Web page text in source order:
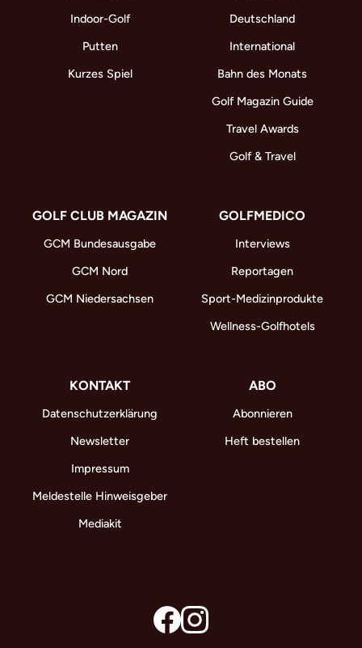
Indoor-Golf
Putten
Kurzes Spiel
Deutschland
International
Bahn des Monats
Golf Magazin Guide
Travel Awards
Golf & Travel
GOLF CLUB MAGAZIN
GCM Bundesausgabe
GCM Nord
GCM Niedersachsen
GOLFMEDICO
Interviews
Reportagen
Sport-Medizinprodukte
Wellness-Golfhotels
KONTAKT
Datenschutzerklärung
Newsletter
Impressum
Meldestelle Hinweisgeber
Mediakit
ABO
Abonnieren
Heft bestellen